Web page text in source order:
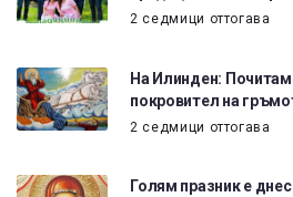
2 седмици оттогава
На Илинден:
покровител на
2 седмици оттогава
Голям празник е